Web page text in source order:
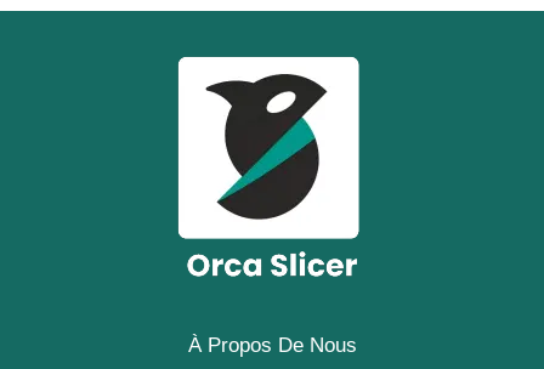
À Propos De Nous